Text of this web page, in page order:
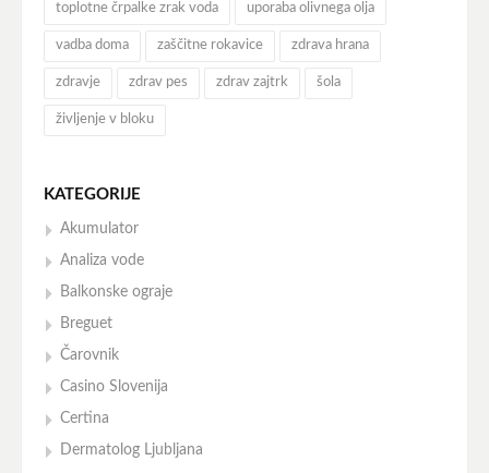
toplotne črpalke zrak voda uporaba olivnega olja
vadba doma zaščitne rokavice zdrava hrana
zdravje zdrav pes zdrav zajtrk šola
življenje v bloku
KATEGORIJE
Akumulator
Analiza vode
Balkonske ograje
Breguet
Čarovnik
Casino Slovenija
Certina
Dermatolog Ljubljana